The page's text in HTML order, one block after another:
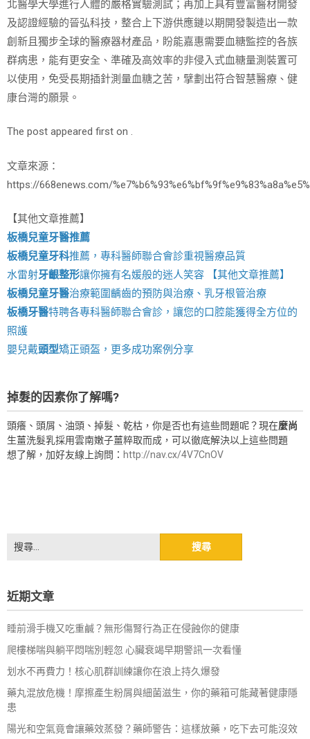
北醫學大學進行人體的嚴格實驗測試；再加上具有豐富醫材開發
及認證經驗的晉弘科技，整合上下游供應鏈以期開發製造出一款
創新且獨步全球的醫療器材產品，盼能嘉惠需要血糖監控的各族
群病患，能有更安全、準確及高效率的非侵入式血糖量測裝置可
以使用，免受長期插針測量血糖之苦，擘劃出符合智慧醫療、健
康台灣的願景。
The post appeared first on .
文章來源：
https://668enews.com/
【其他文章推薦】
板橋兒童牙醫推薦
板橋兒童牙科推薦，專科醫師聯合會診重視醫療品質
水雷射牙齦整形讓你擁有名媛般的迷人笑容 【其他文章推薦】
板橋兒童牙醫治療範圍齲齒的預防與治療、乳牙根管治療
板橋牙醫特聘各專科醫師聯合會診，讓您的口腔能獲得全方位的
照護
嬰兒戴頭型矯正頭盔，更多成功案例分享
掉髮的因素你了解嗎?
頭癢、頭屑、油頭、掉髮、乾枯，你是否也有這些問題呢？現在麼尚
生薑洗髮乳採用雲南嫩子薑粹取而成，可以徹底解決以上這些問題
想了解，加好友線上詢問： http://nav.cx/4V7CnOV
搜
尋
字:
近期文章
睡前滑手機又吃重鹹？無形傷腎行為正在侵蝕你的健康
爬樓梯喘與躺平悶喘別輕忽 心臟衰竭早期警訊一次看懂
划水不再費力！核心肌群訓練讓你在浪上持久爆發
藥丸混放危機！摩擦產生粉屑與細菌滋生，你的藥箱可能藏著健康隱
患
陽光和空氣竟會讓藥效蒸發？藥師警告：這樣放藥，吃下去可能沒效